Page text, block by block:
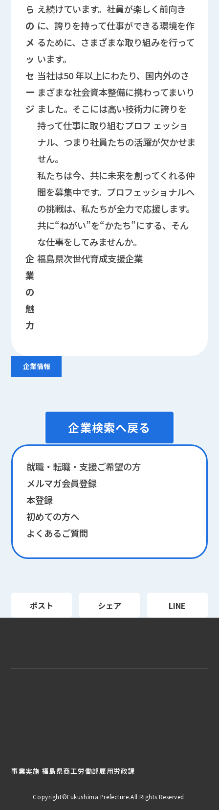
ら
の
メ
ッ
セ
ー
ジ
え続けています。社員が楽しく前向き
に、誇りを持って仕事ができる環境を作
るために、さまざまな取り組みを行って
います。
当社は50 年以上にわたり、国内外のさ
まざまな社会資本整備に携わってまいり
ました。そこには高い技術力に誇りを
持って仕事に取り組むプロフ ェッショ
ナル、つまり社員たちの活躍が欠かせま
せん。
私たちは今、共に未来を創ってくれる仲
間を募集中です。プロフェッショナルへ
の挑戦は、私たちが全力で応援します。
共に“ねがい”を“かたち”にする、そん
な仕事をしてみませんか。
企
業
の
魅
力
福島県次世代育成支援企業
企業情報
企業検索へ戻る
就職・転職・支援ご希望の方
メルマガ会員登録
本登録
初めての方へ
よくあるご質問
ポスト シェア LINE
事業実施 福島県商工労働部雇用労政課
Copyright©Fukushima Prefecture.All Rights Reserved.